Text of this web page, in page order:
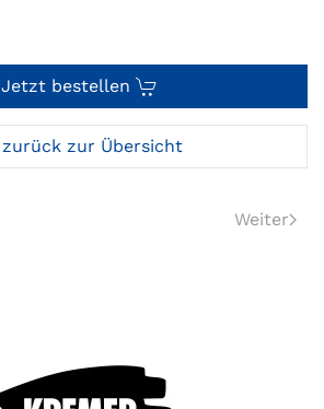
Jetzt bestellen
zurück zur Übersicht
Weiter